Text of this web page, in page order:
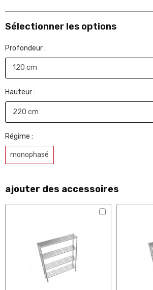
Sélectionner les options
Profondeur :
Hauteur :
Régime :
monophasé
ajouter des accessoires